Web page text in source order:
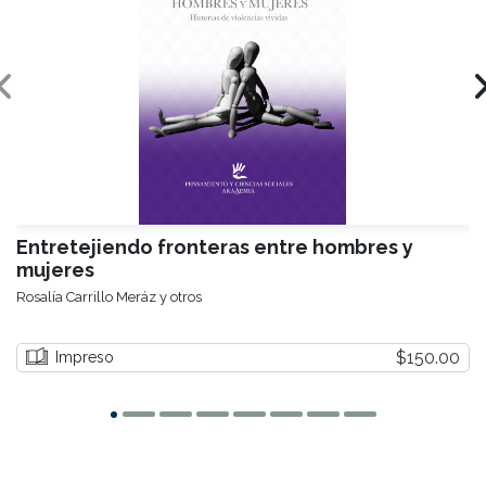
Entretejiendo fronteras entre hombres y
mujeres
Rosalía Carrillo Meráz y otros
Impreso $150.00